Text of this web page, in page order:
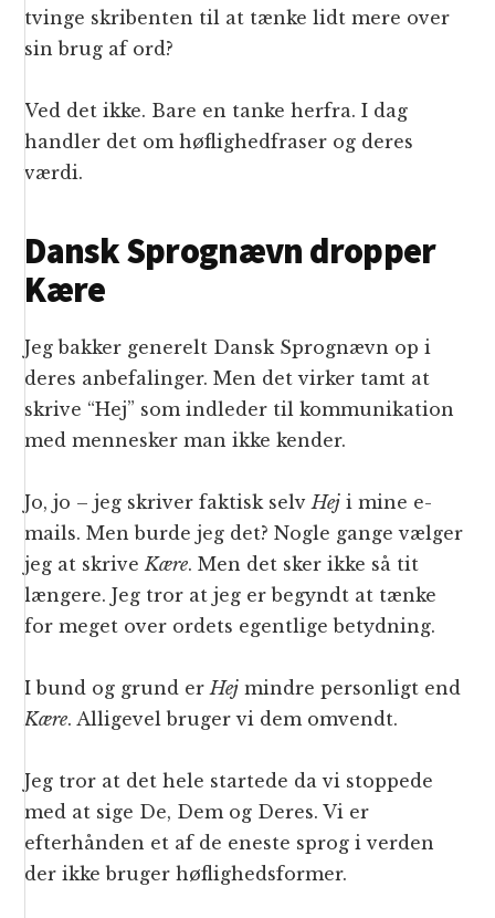
tvinge skribenten til at tænke lidt mere over
sin brug af ord?
Ved det ikke. Bare en tanke herfra. I dag
handler det om høflighedfraser og deres
værdi.
Dansk Sprognævn dropper
Kære
Jeg bakker generelt Dansk Sprognævn op i
deres anbefalinger. Men det virker tamt at
skrive “Hej” som indleder til kommunikation
med mennesker man ikke kender.
Jo, jo – jeg skriver faktisk selvHej i mine e-
mails. Men burde jeg det? Nogle gange vælger
jeg at skriveKære. Men det sker ikke så tit
længere. Jeg tror at jeg er begyndt at tænke
for meget over ordets egentlige betydning.
I bund og grund erHej mindre personligt end
Kære. Alligevel bruger vi dem omvendt.
Jeg tror at det hele startede da vi stoppede
med at sige De, Dem og Deres. Vi er
efterhånden et af de eneste sprog i verden
der ikke bruger høflighedsformer.